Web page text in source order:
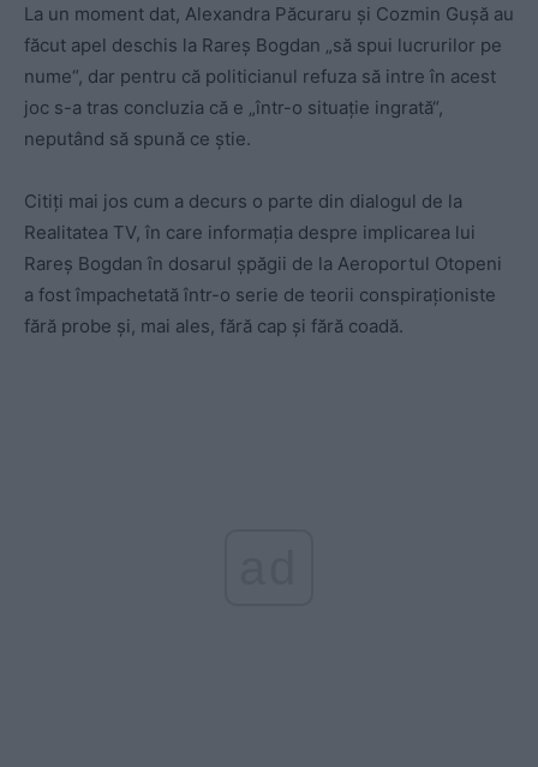
La un moment dat, Alexandra Păcuraru și Cozmin Gușă au
făcut apel deschis la Rareș Bogdan „să spui lucrurilor pe
nume“, dar pentru că politicianul refuza să intre în acest
joc s-a tras concluzia că e „într-o situație ingrată“,
neputând să spună ce știe.
Citiți mai jos cum a decurs o parte din dialogul de la
Realitatea TV, în care informația despre implicarea lui
Rareș Bogdan în dosarul șpăgii de la Aeroportul Otopeni
a fost împachetată într-o serie de teorii conspiraționiste
fără probe și, mai ales, fără cap și fără coadă.